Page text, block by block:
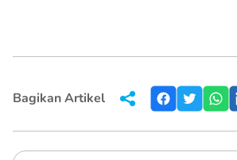
Bagikan Artikel